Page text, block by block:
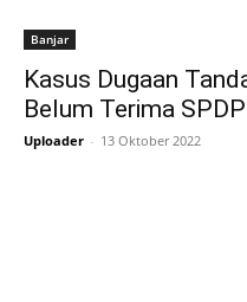
Banjar
Kasus Dugaan
Belum Terima SPDP
Uploader - 13 Oktober 2022